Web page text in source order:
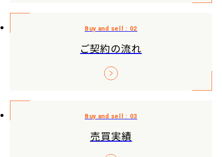
ご契約の流れ
売買実績